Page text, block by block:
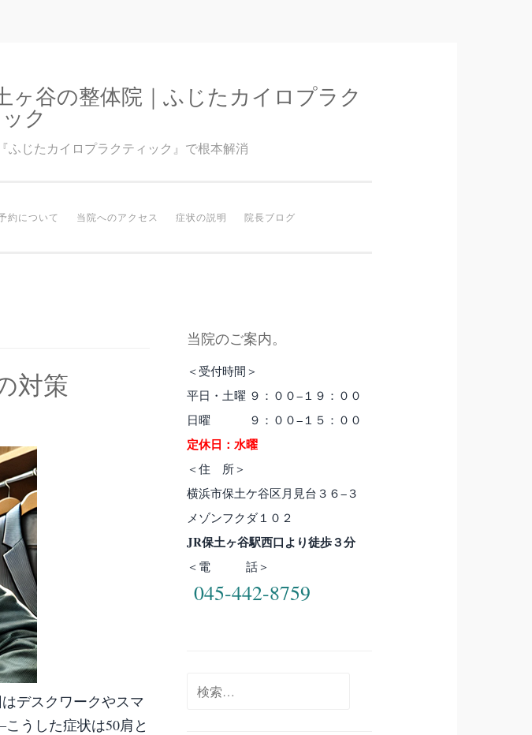
ヶ谷の整体院｜ふじたカイロプラク
ク
ふじたカイロプラクティック』で根本解消
約について 当院へのアクセス 症状の説明 院長ブログ
対策
デスクワークやスマ
うした症状は50肩と
当院のご案内。
＜受付時間＞
平日・土曜 ９：００−１９：００
日曜 ９：００−１５：００
定休日：水曜
＜住 所＞
横浜市保土ケ谷区月見台３６−３
メゾンフクダ１０２
JR保土ヶ谷駅西口より徒歩３分
＜電 話＞
045-442-8759